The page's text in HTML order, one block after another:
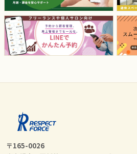
〒165-0026